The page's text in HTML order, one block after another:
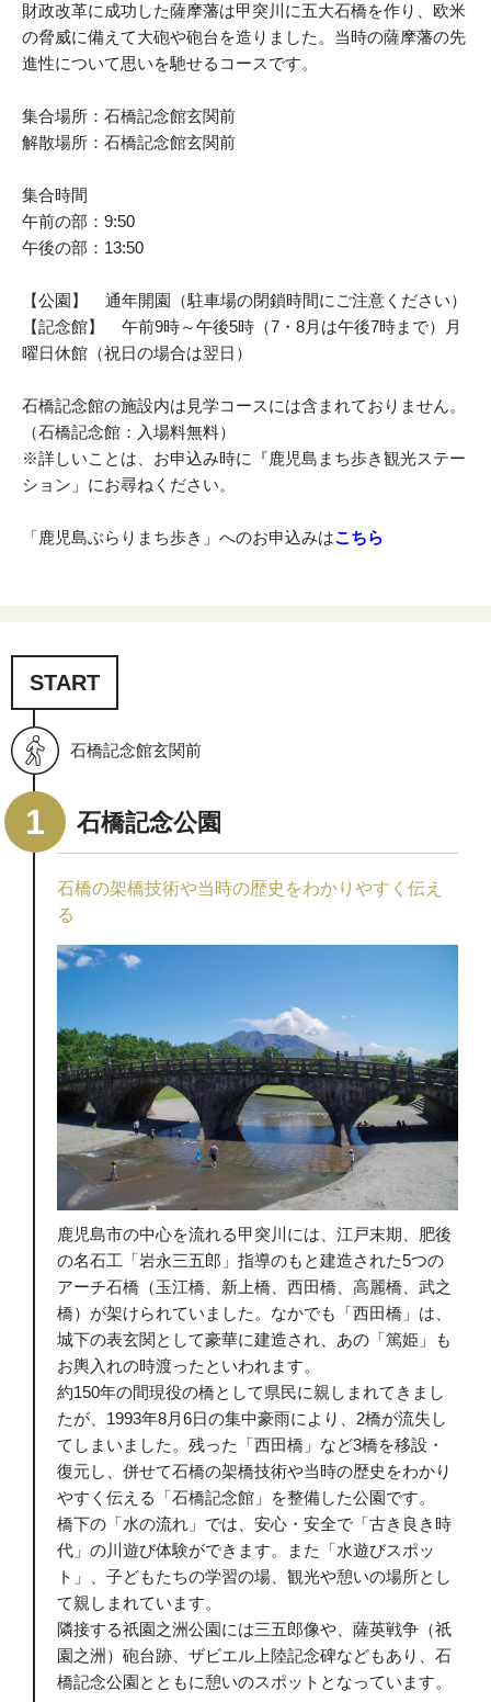
財政改革に成功した薩摩藩は甲突川に五大石橋を作り、欧米
の脅威に備えて大砲や砲台を造りました。当時の薩摩藩の先
進性について思いを馳せるコースです。
集合場所：石橋記念館玄関前
解散場所：石橋記念館玄関前
集合時間
午前の部：9:50
午後の部：13:50
【公園】 通年開園（駐車場の閉鎖時間にご注意ください）
【記念館】 午前9時～午後5時（7・8月は午後7時まで）月
曜日休館（祝日の場合は翌日）
石橋記念館の施設内は見学コースには含まれておりません。
（石橋記念館：入場料無料）
※詳しいことは、お申込み時に『鹿児島まち歩き観光ステー
ション」にお尋ねください。
「鹿児島ぶらりまち歩き」へのお申込みはこちら
START
石橋記念館玄関前
石橋記念公園
石橋の架橋技術や当時の歴史をわかりやすく伝え
る
鹿児島市の中心を流れる甲突川には、江戸末期、肥後
の名石工「岩永三五郎」指導のもと建造された5つの
アーチ石橋（玉江橋、新上橋、西田橋、高麗橋、武之
橋）が架けられていました。なかでも「西田橋」は、
城下の表玄関として豪華に建造され、あの「篤姫」も
お輿入れの時渡ったといわれます。
約150年の間現役の橋として県民に親しまれてきまし
たが、1993年8月6日の集中豪雨により、2橋が流失し
てしまいました。残った「西田橋」など3橋を移設・
復元し、併せて石橋の架橋技術や当時の歴史をわかり
やすく伝える「石橋記念館」を整備した公園です。
橋下の「水の流れ」では、安心・安全で「古き良き時
代」の川遊び体験ができます。また「水遊びスポッ
ト」、子どもたちの学習の場、観光や憩いの場所とし
て親しまれています。
隣接する祇園之洲公園には三五郎像や、薩英戦争（祇
園之洲）砲台跡、ザビエル上陸記念碑などもあり、石
橋記念公園とともに憩いのスポットとなっています。